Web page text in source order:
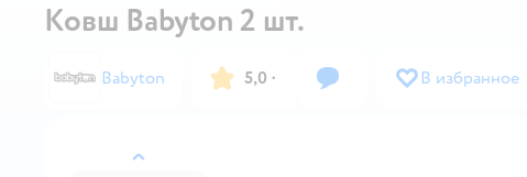
назад
Ковш Babyton 2 шт.
Babyton 5,0 · В избранное